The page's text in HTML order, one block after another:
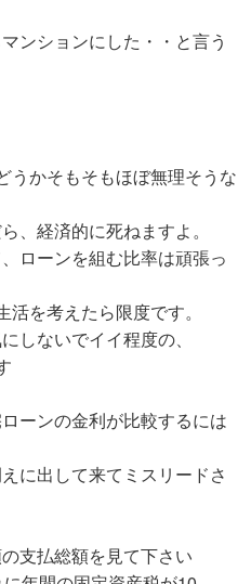
ンションにした・・と言う
うかそもそもほぼ無理そうな
、経済的に死ねますよ。
ローンを組む比率は頑張っ
を考えたら限度です。
しないでイイ程度の、
ーンの金利が比較するには
に出して来てミスリードさ
支払総額を見て下さい